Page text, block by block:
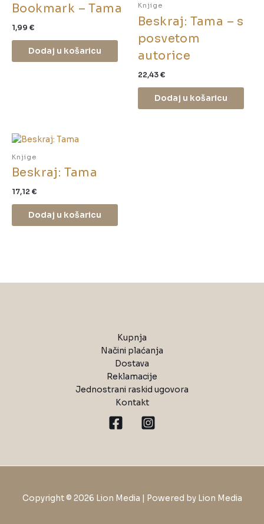
Bookmark – Tama
1,99 €
Dodaj u košaricu
Knjige
Beskraj: Tama – s
posvetom
autorice
22,43€
Dodaj u košaricu
Knjige
Beskraj: Tama
17,12 €
Dodaj u košaricu
Kupnja
Načini plaćanja
Dostava
Reklamacije
Jednostrani raskid ugovora
Kontakt
Copyright © 2026 Lion Media | Powered by Lion Media